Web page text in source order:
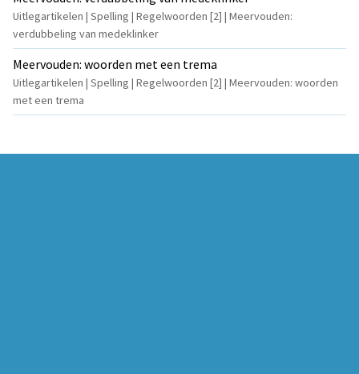
Uitlegartikelen | Spelling | Regelwoorden [2] | Meervouden:
verdubbeling van medeklinker
Meervouden: woorden met een trema
Uitlegartikelen | Spelling | Regelwoorden [2] | Meervouden: woorden
met een trema